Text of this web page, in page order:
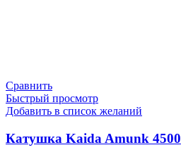
Сравнить
Быстрый просмотр
Добавить в список желаний
Катушка Kaida Amunk 4500